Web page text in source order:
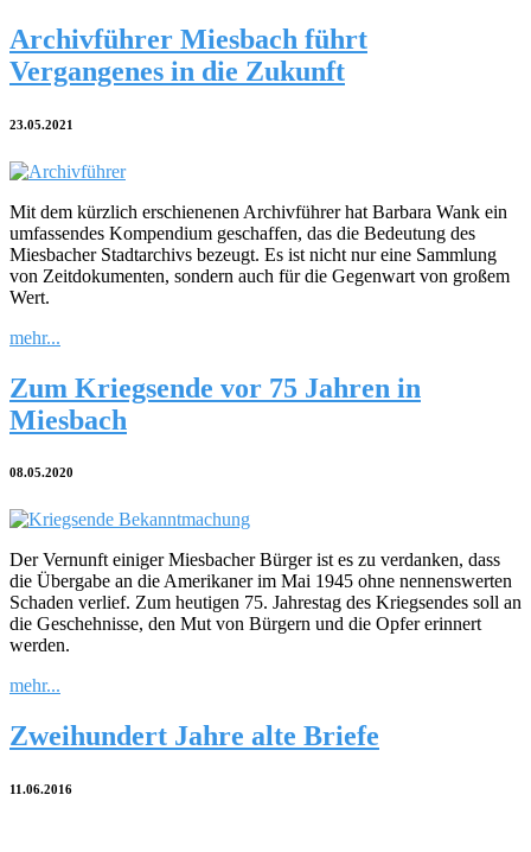
Archivführer Miesbach führt
Vergangenes in die Zukunft
23.05.2021
Mit dem kürzlich erschienenen Archivführer hat Barbara Wank ein
umfassendes Kompendium geschaffen, das die Bedeutung des
Miesbacher Stadtarchivs bezeugt. Es ist nicht nur eine Sammlung
von Zeitdokumenten, sondern auch für die Gegenwart von großem
Wert.
mehr...
Zum Kriegsende vor 75 Jahren in
Miesbach
08.05.2020
Der Vernunft einiger Miesbacher Bürger ist es zu verdanken, dass
die Übergabe an die Amerikaner im Mai 1945 ohne nennenswerten
Schaden verlief. Zum heutigen 75. Jahrestag des Kriegsendes soll an
die Geschehnisse, den Mut von Bürgern und die Opfer erinnert
werden.
mehr...
Zweihundert Jahre alte Briefe
11.06.2016